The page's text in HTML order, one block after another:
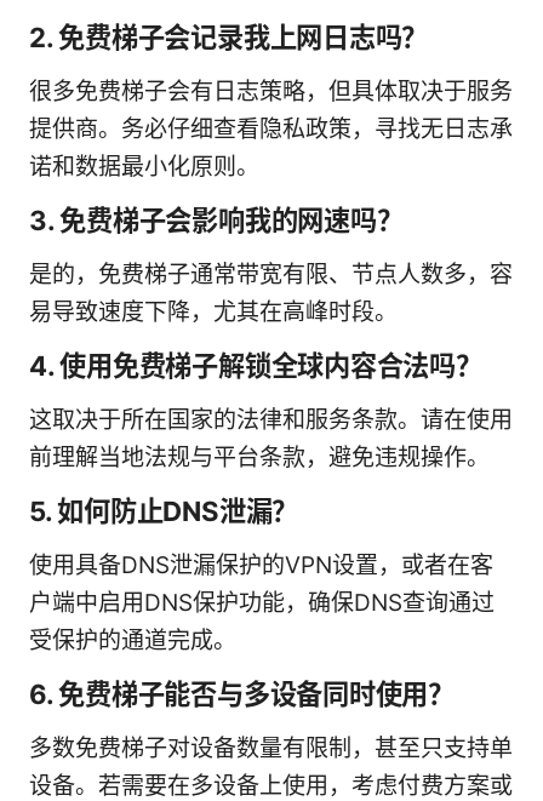
2. 免费梯子会记录我上网日志吗？
很多免费梯子会有日志策略，但具体取决于服务
提供商。务必仔细查看隐私政策，寻找无日志承
诺和数据最小化原则。
3. 免费梯子会影响我的网速吗？
是的，免费梯子通常带宽有限、节点人数多，容
易导致速度下降，尤其在高峰时段。
4. 使用免费梯子解锁全球内容合法吗？
这取决于所在国家的法律和服务条款。请在使用
前理解当地法规与平台条款，避免违规操作。
5. 如何防止DNS泄漏？
使用具备DNS泄漏保护的VPN设置，或者在客
户端中启用DNS保护功能，确保DNS查询通过
受保护的通道完成。
6. 免费梯子能否与多设备同时使用？
多数免费梯子对设备数量有限制，甚至只支持单
设备。若需要在多设备上使用，考虑付费方案或